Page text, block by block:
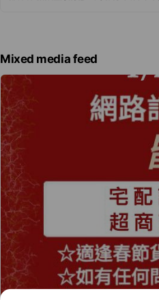
Mixed media feed